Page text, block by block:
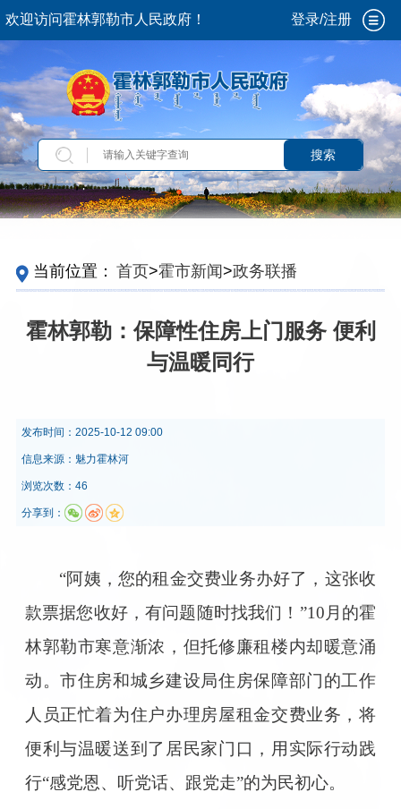
欢迎访问霍林郭勒市人民政府！ 登录/注册
搜索
当前位置： 首页>霍市新闻>政务联播
霍林郭勒：保障性住房上门服务 便利
与温暖同行
发布时间： 2025-10-12 09:00
信息来源： 魅力霍林河
浏览次数：46
分享到：
“阿姨，您的租金交费业务办好了，这张收
款票据您收好，有问题随时找我们！”10月的霍
林郭勒市寒意渐浓，但托修廉租楼内却暖意涌
动。市住房和城乡建设局住房保障部门的工作
人员正忙着为住户办理房屋租金交费业务，将
便利与温暖送到了居民家门口，用实际行动践
行“感党恩、听党话、跟党走”的为民初心。